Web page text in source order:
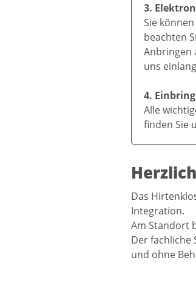
3.
Sie
beachten
Anbringen
uns
4.
Alle
finden Sie
Das
Integration.
Am Standort
Der
und ohne